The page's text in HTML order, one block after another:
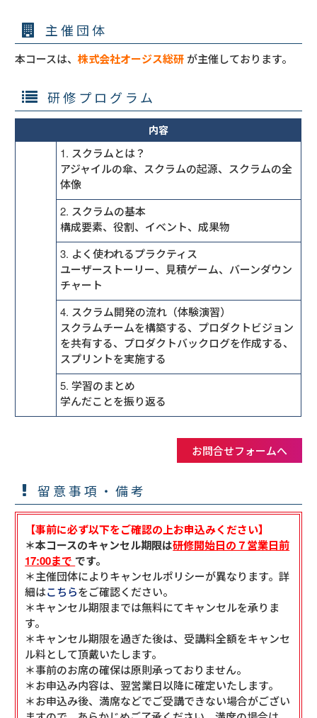
主催団体
本コースは、株式会社オージス総研 が主催しております。
研修プログラム
内容
1. スクラムとは？
アジャイルの傘、スクラムの起源、スクラムの全
体像
2. スクラムの基本
構成要素、役割、イベント、成果物
3. よく使われるプラクティス
ユーザーストーリー、見積ゲーム、バーンダウン
チャート
4. スクラム開発の流れ（体験演習）
スクラムチームを構築する、プロダクトビジョン
を共有する、プロダクトバックログを作成する、
スプリントを実施する
5. 学習のまとめ
学んだことを振り返る
お問合せフォームへ
留意事項・備考
【事前に必ず以下をご確認の上お申込みください】
＊本コースのキャンセル期限は研修開始日の７営業日前
17:00まで です。
＊主催団体によりキャンセルポリシーが異なります。詳
細はこちらをご確認ください。
＊キャンセル期限までは無料にてキャンセルを承りま
す。
＊キャンセル期限を過ぎた後は、受講料全額をキャンセ
ル料として頂戴いたします。
＊事前のお席の確保は原則承っておりません。
＊お申込み内容は、翌営業日以降に確定いたします。
＊お申込み後、満席などでご受講できない場合がござい